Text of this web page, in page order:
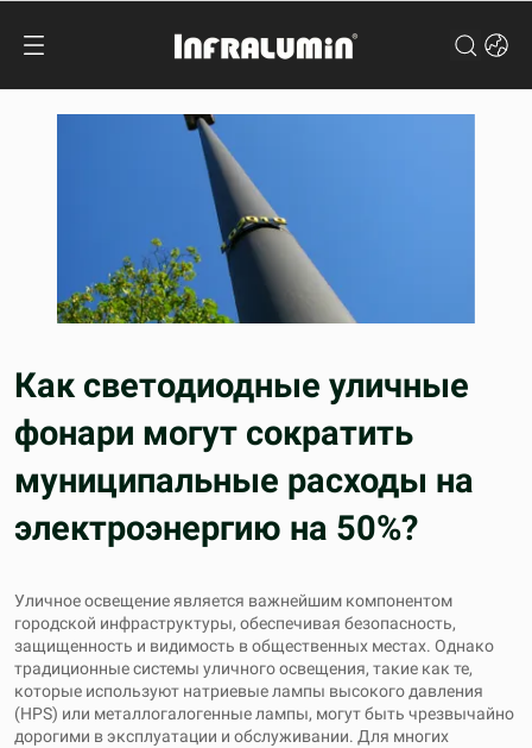
Как светодиодные уличные
фонари могут сократить
муниципальные расходы на
электроэнергию на 50%?
Уличное освещение является важнейшим компонентом
городской инфраструктуры, обеспечивая безопасность,
защищенность и видимость в общественных местах. Однако
традиционные системы уличного освещения, такие как те,
которые используют натриевые лампы высокого давления
(HPS) или металлогалогенные лампы, могут быть чрезвычайно
дорогими в эксплуатации и обслуживании. Для многих